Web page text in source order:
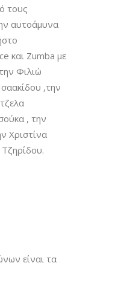
τους
αυτοάμυνα
και Zumba με
Φιλιώ
,την
, την
Χριστίνα
είναι τα